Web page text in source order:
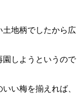
土地柄でしたから広
園しようというので
い梅を揃えれば、